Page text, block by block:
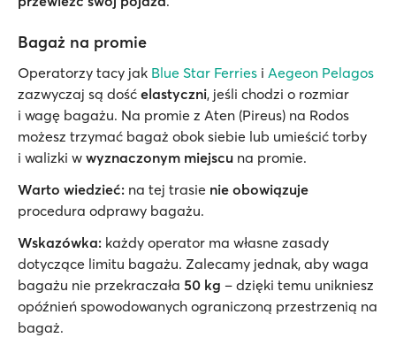
Bagaż na promie
Operatorzy tacy jak Blue Star Ferries i Aegeon Pelagos
zazwyczaj są dość elastyczni, jeśli chodzi o rozmiar
i wagę bagażu. Na promie z Aten (Pireus) na Rodos
możesz trzymać bagaż obok siebie lub umieścić torby
i walizki w wyznaczonym miejscu na promie.
Warto wiedzieć: na tej trasie nie obowiązuje
procedura odprawy bagażu.
Wskazówka: każdy operator ma własne zasady
dotyczące limitu bagażu. Zalecamy jednak, aby waga
bagażu nie przekraczała 50 kg – dzięki temu unikniesz
opóźnień spowodowanych ograniczoną przestrzenią na
bagaż.